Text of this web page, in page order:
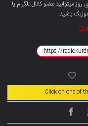
روز میتوانیدعضو کانال تلگرام یا
باشید.
Click on one of